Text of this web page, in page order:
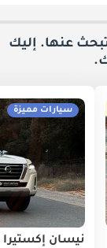
عنها. إليك
سيارات مميزة
نيسان إكستيرا